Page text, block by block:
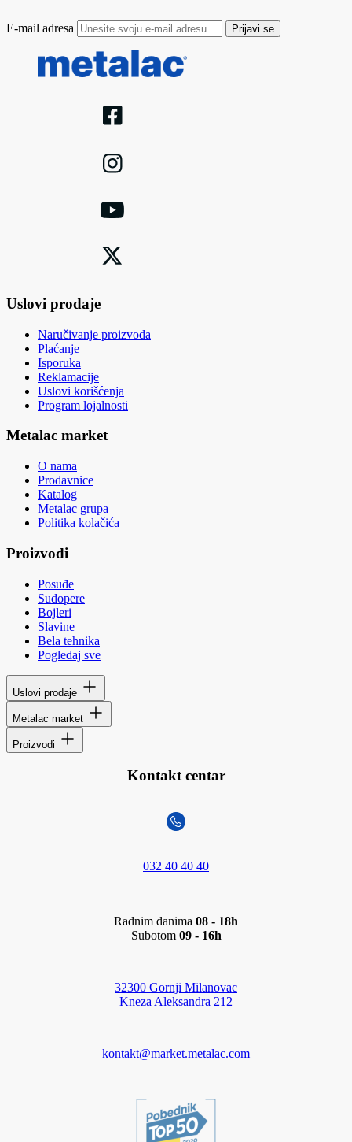
E-mail adresa Prijavi se
Uslovi prodaje
Naručivanje proizvoda
Plaćanje
Isporuka
Reklamacije
Uslovi korišćenja
Program lojalnosti
Metalac market
O nama
Prodavnice
Katalog
Metalac grupa
Politika kolačića
Proizvodi
Posuđe
Sudopere
Bojleri
Slavine
Bela tehnika
Pogledaj sve
Uslovi prodaje
Metalac market
Proizvodi
Kontakt centar
032 40 40 40
Radnim danima 08 - 18h
Subotom 09 - 16h
32300 Gornji Milanovac
Kneza Aleksandra 212
kontakt@market.metalac.com